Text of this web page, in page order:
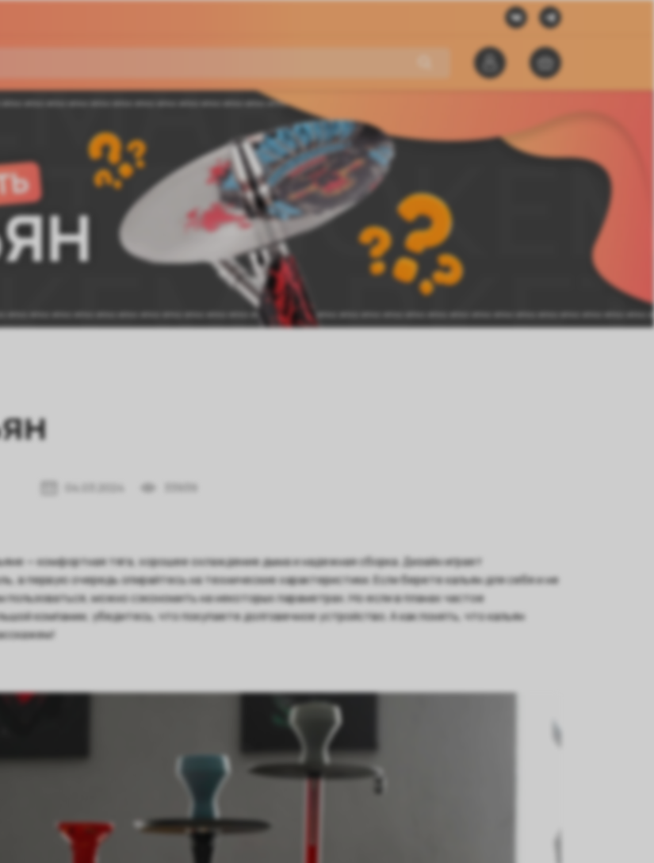
— комфортная тяга, хорошее охлаждение дыма и надежная сборка. Дизайн играет
в первую очередь опирайтесь на технические характеристики. Если берете кальян для себя и не
пользоваться, можно сэкономить на некоторых параметрах. Но если в планах частое
компании, убедитесь, что покупаете долговечное устройство. А как понять, что кальян